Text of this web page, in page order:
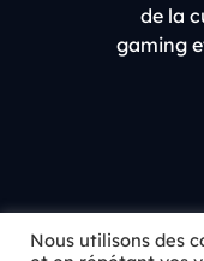
de la
gaming
Nous utilisons des